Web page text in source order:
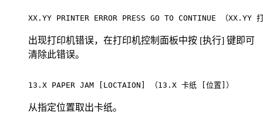
XX.YY PRINTER ERROR
出现打印机错误，在打印机控制面板中按 [执行] 键即可
清除此错误。
13.X PAPER JAM
从指定位置取出卡纸。